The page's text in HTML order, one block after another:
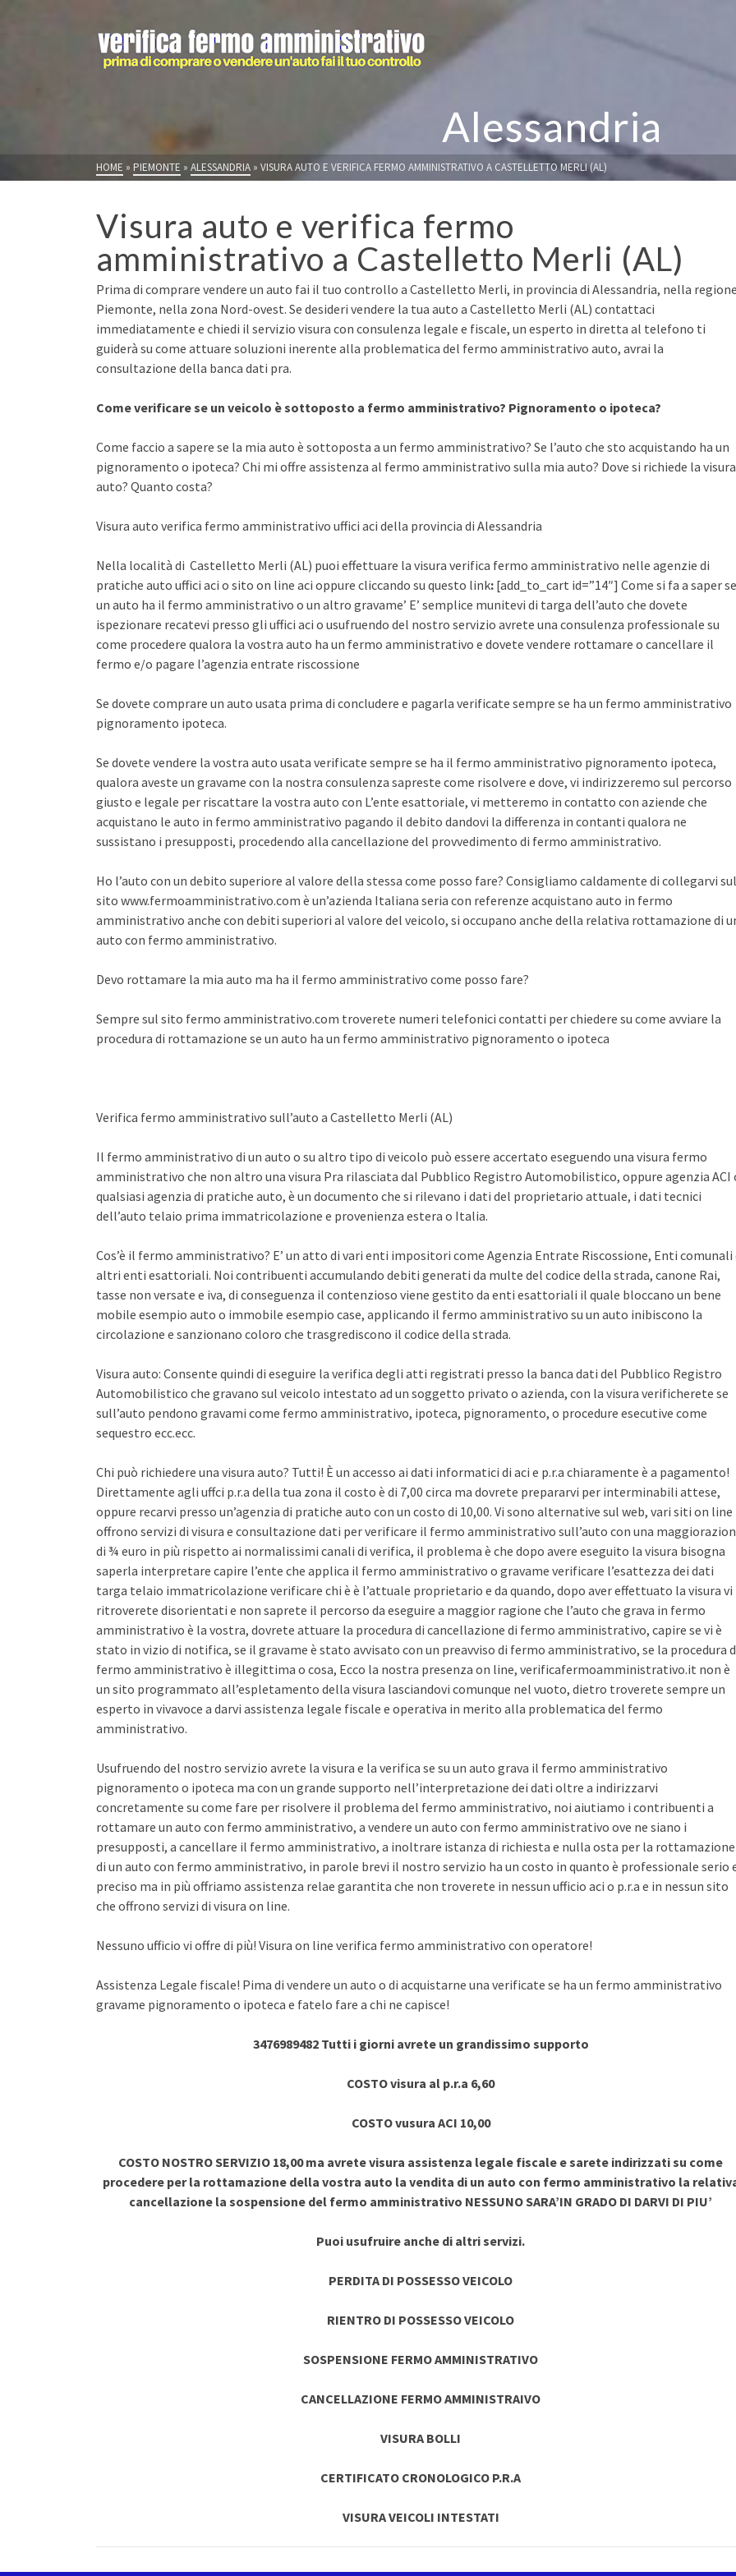
Alessandria
HOME » PIEMONTE » ALESSANDRIA » VISURA AUTO E VERIFICA FERMO AMMINISTRATIVO A CASTELLETTO MERLI (AL)
Visura auto e verifica fermo
amministrativo a Castelletto Merli (AL)
Prima di comprare vendere un auto fai il tuo controllo a Castelletto Merli, in provincia di Alessandria, nella
Piemonte, nella zona Nord-ovest. Se desideri vendere la tua auto a Castelletto Merli (AL) contattaci
immediatamente e chiedi il servizio visura con consulenza legale e fiscale, un esperto in diretta al telefono ti
guiderà su come attuare soluzioni inerente alla problematica del fermo amministrativo auto, avrai la
consultazione della banca dati pra.
Come verificare se un veicolo è sottoposto a fermo amministrativo? Pignoramento o ipoteca?
Come faccio a sapere se la mia auto è sottoposta a un fermo amministrativo? Se l’auto che sto acquistando ha un
pignoramento o ipoteca? Chi mi offre assistenza al fermo amministrativo sulla mia auto? Dove si richiede la visura
auto? Quanto costa?
Visura auto verifica fermo amministrativo uffici aci della provincia di Alessandria
Nella località di Castelletto Merli (AL) puoi effettuare la visura verifica fermo amministrativo nelle agenzie di
pratiche auto uffici aci o sito on line aci oppure cliccando su questo link: [add_to_cart id=”14″] Come si fa a saper se
un auto ha il fermo amministrativo o un altro gravame’ E’ semplice munitevi di targa dell’auto che dovete
ispezionare recatevi presso gli uffici aci o usufruendo del nostro servizio avrete una consulenza professionale su
come procedere qualora la vostra auto ha un fermo amministrativo e dovete vendere rottamare o cancellare il
fermo e/o pagare l’agenzia entrate riscossione
Se dovete comprare un auto usata prima di concludere e pagarla verificate sempre se ha un fermo amministrativo
pignoramento ipoteca.
Se dovete vendere la vostra auto usata verificate sempre se ha il fermo amministrativo pignoramento ipoteca,
qualora aveste un gravame con la nostra consulenza sapreste come risolvere e dove, vi indirizzeremo sul percorso
giusto e legale per riscattare la vostra auto con L’ente esattoriale, vi metteremo in contatto con aziende che
acquistano le auto in fermo amministrativo pagando il debito dandovi la differenza in contanti qualora ne
sussistano i presupposti, procedendo alla cancellazione del provvedimento di fermo amministrativo.
Ho l’auto con un debito superiore al valore della stessa come posso fare? Consigliamo caldamente di collegarvi sul
sito www.fermoamministrativo.com è un’azienda Italiana seria con referenze acquistano auto in fermo
amministrativo anche con debiti superiori al valore del veicolo, si occupano anche della relativa rottamazione di
auto con fermo amministrativo.
Devo rottamare la mia auto ma ha il fermo amministrativo come posso fare?
Sempre sul sito fermo amministrativo.com troverete numeri telefonici contatti per chiedere su come avviare la
procedura di rottamazione se un auto ha un fermo amministrativo pignoramento o ipoteca
Verifica fermo amministrativo sull’auto a Castelletto Merli (AL)
Il fermo amministrativo di un auto o su altro tipo di veicolo può essere accertato eseguendo una visura fermo
amministrativo che non altro una visura Pra rilasciata dal Pubblico Registro Automobilistico, oppure agenzia ACI
qualsiasi agenzia di pratiche auto, è un documento che si rilevano i dati del proprietario attuale, i dati tecnici
dell’auto telaio prima immatricolazione e provenienza estera o Italia.
Cos’è il fermo amministrativo? E’ un atto di vari enti impositori come Agenzia Entrate Riscossione, Enti comunali
altri enti esattoriali. Noi contribuenti accumulando debiti generati da multe del codice della strada, canone Rai,
tasse non versate e iva, di conseguenza il contenzioso viene gestito da enti esattoriali il quale bloccano un bene
mobile esempio auto o immobile esempio case, applicando il fermo amministrativo su un auto inibiscono la
circolazione e sanzionano coloro che trasgrediscono il codice della strada.
Visura auto: Consente quindi di eseguire la verifica degli atti registrati presso la banca dati del Pubblico Registro
Automobilistico che gravano sul veicolo intestato ad un soggetto privato o azienda, con la visura verificherete se
sull’auto pendono gravami come fermo amministrativo, ipoteca, pignoramento, o procedure esecutive come
sequestro ecc.ecc.
Chi può richiedere una visura auto? Tutti! È un accesso ai dati informatici di aci e p.r.a chiaramente è a pagamento!
Direttamente agli uffci p.r.a della tua zona il costo è di 7,00 circa ma dovrete prepararvi per interminabili attese,
oppure recarvi presso un’agenzia di pratiche auto con un costo di 10,00. Vi sono alternative sul web, vari siti on line
offrono servizi di visura e consultazione dati per verificare il fermo amministrativo sull’auto con una
di ¾ euro in più rispetto ai normalissimi canali di verifica, il problema è che dopo avere eseguito la visura bisogna
saperla interpretare capire l’ente che applica il fermo amministrativo o gravame verificare l’esattezza dei dati
targa telaio immatricolazione verificare chi è è l’attuale proprietario e da quando, dopo aver effettuato la visura vi
ritroverete disorientati e non saprete il percorso da eseguire a maggior ragione che l’auto che grava in fermo
amministrativo è la vostra, dovrete attuare la procedura di cancellazione di fermo amministrativo, capire se vi è
stato in vizio di notifica, se il gravame è stato avvisato con un preavviso di fermo amministrativo, se la procedura
fermo amministrativo è illegittima o cosa, Ecco la nostra presenza on line, verificafermoamministrativo.it non è
un sito programmato all’espletamento della visura lasciandovi comunque nel vuoto, dietro troverete sempre un
esperto in vivavoce a darvi assistenza legale fiscale e operativa in merito alla problematica del fermo
amministrativo.
Usufruendo del nostro servizio avrete la visura e la verifica se su un auto grava il fermo amministrativo
pignoramento o ipoteca ma con un grande supporto nell’interpretazione dei dati oltre a indirizzarvi
concretamente su come fare per risolvere il problema del fermo amministrativo, noi aiutiamo i contribuenti a
rottamare un auto con fermo amministrativo, a vendere un auto con fermo amministrativo ove ne siano i
presupposti, a cancellare il fermo amministrativo, a inoltrare istanza di richiesta e nulla osta per la rottamazione
di un auto con fermo amministrativo, in parole brevi il nostro servizio ha un costo in quanto è professionale serio
preciso ma in più offriamo assistenza relae garantita che non troverete in nessun ufficio aci o p.r.a e in nessun sito
che offrono servizi di visura on line.
Nessuno ufficio vi offre di più! Visura on line verifica fermo amministrativo con operatore!
Assistenza Legale fiscale! Pima di vendere un auto o di acquistarne una verificate se ha un fermo amministrativo
gravame pignoramento o ipoteca e fatelo fare a chi ne capisce!
3476989482 Tutti i giorni avrete un grandissimo supporto
COSTO visura al p.r.a 6,60
COSTO vusura ACI 10,00
COSTO NOSTRO SERVIZIO 18,00 ma avrete visura assistenza legale fiscale e sarete indirizzati su come
procedere per la rottamazione della vostra auto la vendita di un auto con fermo amministrativo la
cancellazione la sospensione del fermo amministrativo NESSUNO SARA’IN GRADO DI DARVI DI PIU’
Puoi usufruire anche di altri servizi.
PERDITA DI POSSESSO VEICOLO
RIENTRO DI POSSESSO VEICOLO
SOSPENSIONE FERMO AMMINISTRATIVO
CANCELLAZIONE FERMO AMMINISTRAIVO
VISURA BOLLI
CERTIFICATO CRONOLOGICO P.R.A
VISURA VEICOLI INTESTATI